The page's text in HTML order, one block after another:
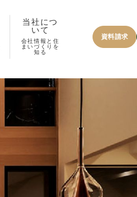
当社につ
いて
会社情報と住
まいづくりを
知る
資料請求